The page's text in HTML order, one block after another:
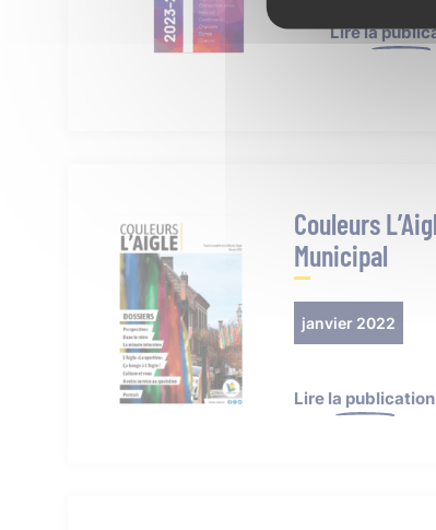
Lire la
Couleurs
Municipal
janvier 2022
Lire la publication